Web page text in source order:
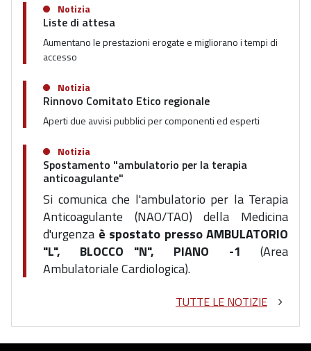
Notizia
Liste di attesa
Aumentano le prestazioni erogate e migliorano i tempi di
accesso
Notizia
Rinnovo Comitato Etico regionale
Aperti due avvisi pubblici per componenti ed esperti
Notizia
Spostamento "ambulatorio per la terapia
anticoagulante"
Si comunica che l'ambulatorio per la Terapia
Anticoagulante
(NAO/TAO) della Medicina
d'urgenza è spostato presso AMBULATORIO
"L", BLOCCO "N", PIANO -1 (Area
Ambulatoriale Cardiologica).
TUTTE LE NOTIZIE